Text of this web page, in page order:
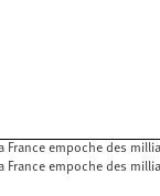
France empoche des
France empoche des